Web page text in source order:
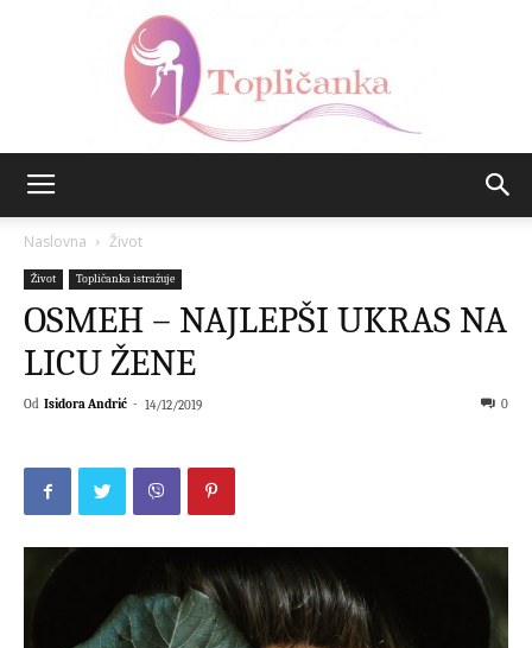
Naslovna Život
Život Topličanka istražuje
OSMEH – NAJLEPŠI UKRAS NA
LICU ŽENE
Od Isidora Andrić - 14/12/2019 0